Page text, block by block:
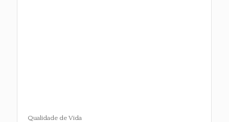
Qualidade de Vida